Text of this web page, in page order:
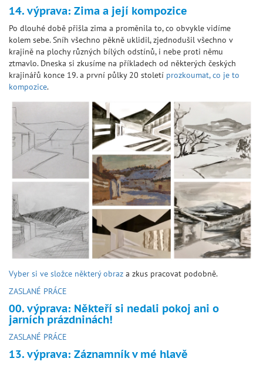
14. výprava: Zima a její kompozice
Po dlouhé době přišla zima a proměnila to, co obvykle vidíme
kolem sebe. Sníh všechno pěkně uklidil, zjednodušil všechno v
krajině na plochy různých bílých odstínů, i nebe proti němu
ztmavlo. Dneska si zkusíme na příkladech od některých českých
krajinářů konce 19. a první půlky 20 století prozkoumat, co je to
kompozice.
Vyber si ve složce některý obraz a zkus pracovat podobně.
ZASLANÉ PRÁCE
00. výprava: Někteří si nedali pokoj ani o
jarních prázdninách!
ZASLANÉ PRÁCE
13. výprava: Záznamník v mé hlavě